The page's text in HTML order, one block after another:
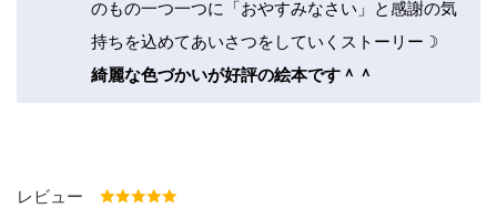
のもの一つ一つに「おやすみなさい」と感謝の気
持ちを込めてあいさつをしていくストーリー☽
綺麗な色づかいが好評の絵本です＾＾
レビュー